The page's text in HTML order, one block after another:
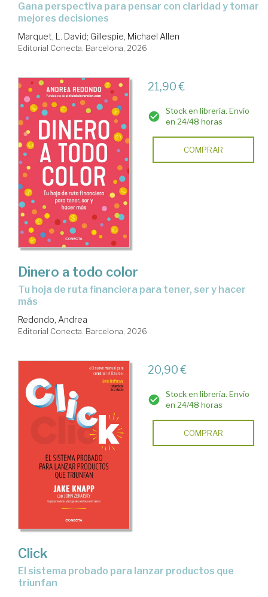
Gana perspectiva para pensar con claridad y tomar
mejores decisiones
Marquet, L. David; Gillespie, Michael Allen
Editorial Conecta. Barcelona, 2026
21,90 €
Stock en librería. Envío
en 24/48 horas
COMPRAR
Dinero a todo color
Tu hoja de ruta financiera para tener, ser y hacer
más
Redondo, Andrea
Editorial Conecta. Barcelona, 2026
20,90 €
Stock en librería. Envío
en 24/48 horas
COMPRAR
Click
El sistema probado para lanzar productos que
triunfan